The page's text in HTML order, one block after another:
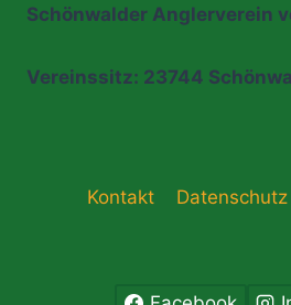
Schönwalder Anglerverein
Vereinssitz: 23744
Kontakt Datenschutz